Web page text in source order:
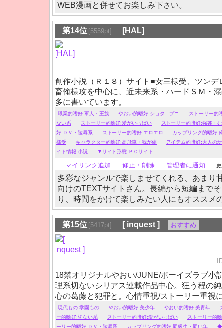
WEB漫画と併せてお楽しみ下さい。
第14位 [5559pt] [HAL]
創作小説（Ｒ１８）サイト■女王様受、ツンデ
畜俺様攻を中心に、近未来系・ハードＳＭ・
多に書いています。
職業的嗜好:軍人・王族 やおい的嗜好:ショタ・プニ
ストーリー的
ない系
ストーリー的嗜好:愛がいっぱい
ストーリー的嗜好:強姦・
好:ＤＶ・陵辱系
ストーリー的嗜好:エロエロ
カップリング的嗜好:
様受
キャラクター的嗜好:高飛車・我が儘
アイテム的嗜好:大人の
イト情報:小説
▼サイト形態:ＰＣサイト
マイリンク追加 :: 修正・削除 :: 管理者に通知 ::
多彩なジャンルで楽しませてくれる、あまり
向けのTEXTサイトさん。長編から短編まで
り、時間をかけて楽しみたい人にもオススメ
第15位 [5417pt] [ inquest ] おすすめ
18禁オリジナルやおい/JUNE/ボーイズラブ小
理系切ないシリアス連載作品中心。狂う程の
心の葛藤と犯罪と。心情重視/ストーリー重視
エロスと。「囲い女」第5話追加。
現代もの:学園もの やおい的嗜好:美少年 やおい的嗜好:美青年
ー的嗜好:切ない系
ストーリー的嗜好:愛がいっぱい
ストーリー的
ーリー的嗜好:ＤＶ・陵辱系
カップリング的嗜好:同級生・同い年
◆